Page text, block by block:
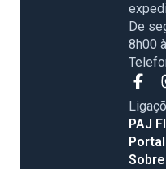
De
8h00
PAJ
Portal